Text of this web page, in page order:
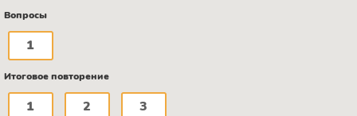
Вопросы
1
Итоговое повторение
1 2 3